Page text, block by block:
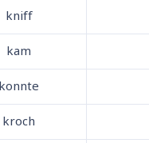
kniff
kam
konnte
kroch